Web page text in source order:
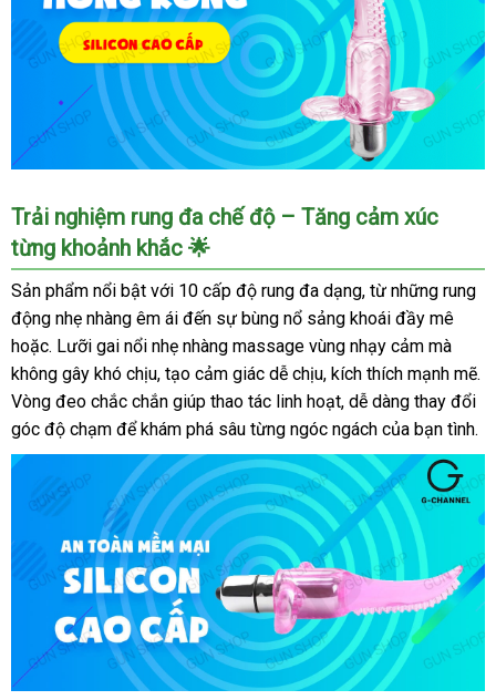
Lưỡi
rung
ngón
tay
Baile
silicon
10
chế
độ
rung
Trải nghiệm rung đa chế độ – Tăng cảm xúc
từng khoảnh khắc 🌟
Sản phẩm nổi bật với 10 cấp độ rung đa dạng, từ những rung
động nhẹ nhàng êm ái đến sự bùng nổ sảng khoái đầy mê
hoặc. Lưỡi gai nổi nhẹ nhàng massage vùng nhạy cảm mà
không gây khó chịu, tạo cảm giác dễ chịu, kích thích mạnh mẽ.
Vòng đeo chắc chắn giúp thao tác linh hoạt, dễ dàng thay đổi
góc độ chạm để khám phá sâu từng ngóc ngách của bạn tình.